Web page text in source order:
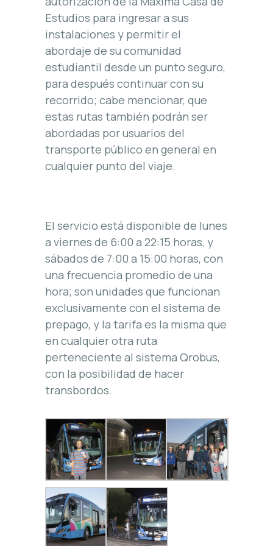
Estudios para ingresar a sus
instalaciones y permitir el
abordaje de su comunidad
estudiantil desde un punto seguro,
para después continuar con su
recorrido; cabe mencionar, que
estas rutas también podrán ser
abordadas por usuarios del
transporte público en general en
cualquier punto del viaje.
El servicio está disponible de lunes
a viernes de 6:00 a 22:15 horas, y
sábados de 7:00 a 15:00 horas, con
una frecuencia promedio de una
hora; son unidades que funcionan
exclusivamente con el sistema de
prepago, y la tarifa es la misma que
en cualquier otra ruta
perteneciente al sistema Qrobus,
con la posibilidad de hacer
transbordos.